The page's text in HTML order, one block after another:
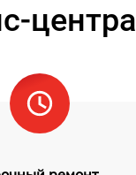
центра